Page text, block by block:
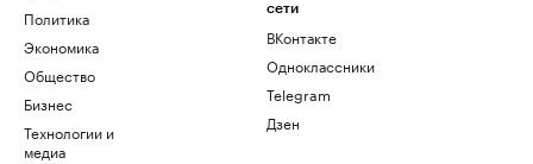
Политика
Экономика
Общество
Бизнес
Технологии и
медиа
сети
ВКонтакте
Одноклассники
Telegram
Дзен